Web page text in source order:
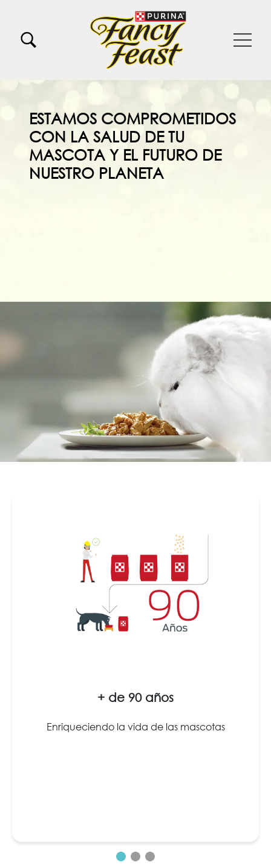
Menu Secundario Fancy feast
Menu Principal Fancy Feast
ESTAMOS COMPROMETIDOS
CON LA SALUD DE TU
MASCOTA Y EL FUTURO DE
NUESTRO PLANETA
+ de 90 años
Enriqueciendo la vida de las mascotas